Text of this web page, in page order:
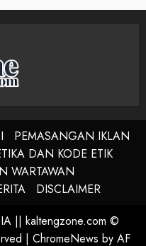
PEMASANGAN IKLAN
DAN KODE ETIK
WARTAWAN
DISCLAIMER
|| kaltengzone.com ©
| ChromeNews by AF